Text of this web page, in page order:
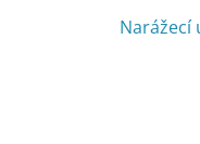
Narážecí